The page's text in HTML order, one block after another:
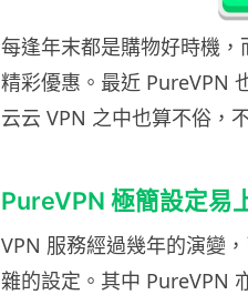
每逢年末都是購物好時機
精彩優惠。最近 PureVPN
云云 VPN 之中也算不俗，
PureVPN 極簡設定易
VPN 服務經過幾年的演變
雜的設定。其中 PureVPN